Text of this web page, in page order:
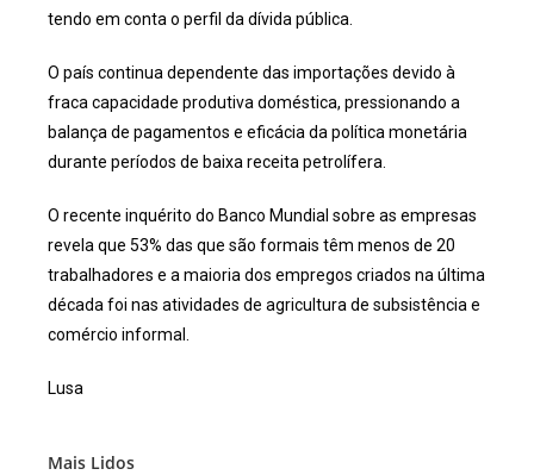
tendo em conta o perfil da dívida pública.
O país continua dependente das importações devido à
fraca capacidade produtiva doméstica, pressionando a
balança de pagamentos e eficácia da política monetária
durante períodos de baixa receita petrolífera.
O recente inquérito do Banco Mundial sobre as empresas
revela que 53% das que são formais têm menos de 20
trabalhadores e a maioria dos empregos criados na última
década foi nas atividades de agricultura de subsistência e
comércio informal.
Lusa
Mais Lidos